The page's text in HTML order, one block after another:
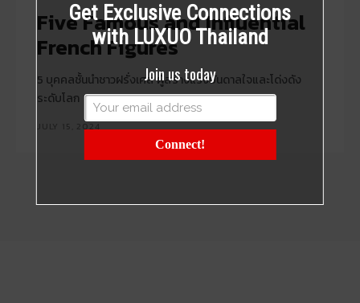
Five Famous and Influential
French Figures
5 บุคคลชั้นนำชาวฝรั่งเศส ผู้สร้างแรงบันดาลใจและโด่งดัง
ระดับโลก
JULY 15, 2024
Get Exclusive Connections
with LUXUO Thailand
Join us today
Connect!